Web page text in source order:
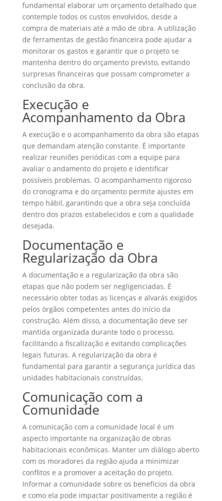
fundamental elaborar um orçamento detalhado que
contemple todos os custos envolvidos, desde a
compra de materiais até a mão de obra. A utilização
de ferramentas de gestão financeira pode ajudar a
monitorar os gastos e garantir que o projeto se
mantenha dentro do orçamento previsto, evitando
surpresas financeiras que possam comprometer a
conclusão da obra.
Execução e
Acompanhamento da Obra
A execução e o acompanhamento da obra são etapas
que demandam atenção constante. É importante
realizar reuniões periódicas com a equipe para
avaliar o andamento do projeto e identificar
possíveis problemas. O acompanhamento rigoroso
do cronograma e do orçamento permite ajustes em
tempo hábil, garantindo que a obra seja concluída
dentro dos prazos estabelecidos e com a qualidade
desejada.
Documentação e
Regularização da Obra
A documentação e a regularização da obra são
etapas que não podem ser negligenciadas. É
necessário obter todas as licenças e alvarás exigidos
pelos órgãos competentes antes do início da
construção. Além disso, a documentação deve ser
mantida organizada durante todo o processo,
facilitando a fiscalização e evitando complicações
legais futuras. A regularização da obra é
fundamental para garantir a segurança jurídica das
unidades habitacionais construídas.
Comunicação com a
Comunidade
A comunicação com a comunidade local é um
aspecto importante na organização de obras
habitacionais econômicas. Manter um diálogo aberto
com os moradores da região ajuda a minimizar
conflitos e a promover a aceitação do projeto.
Informar a comunidade sobre os benefícios da obra
e como ela pode impactar positivamente a região é